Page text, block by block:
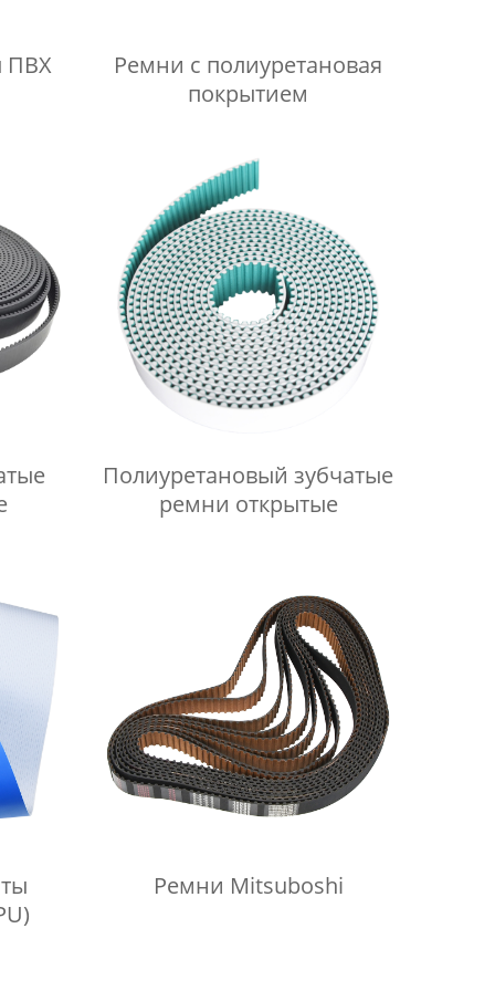
ПВХ
Ремни с полиуретановая
покрытием
Полиуретановый зубчатые
ремни открытые
Ремни Mitsuboshi